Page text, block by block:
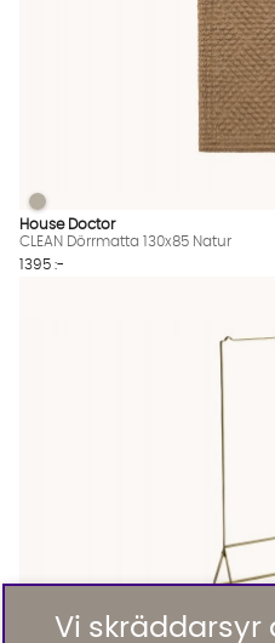
CLEAN Dörrmatta 130x85
CLEAN Dörrmatta 130x85 Natur
House Doctor
CLEAN Dörrmatta 130x85 Natur
1395 :-
KLÄDHÄNGARE Antik Mässing
KLÄDHÄNGARE Antik Mässing
Vi skräddarsyr